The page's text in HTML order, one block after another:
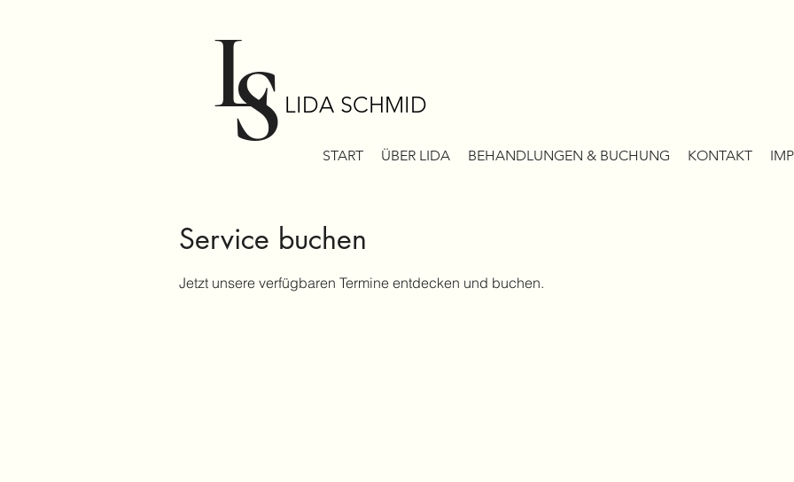
START ÜBER LIDA BEHANDLUNGEN & BUCHUNG KONTAKT
L
S LIDA SCHMID
Service buchen
Jetzt unsere verfügbaren Termine entdecken und buchen.